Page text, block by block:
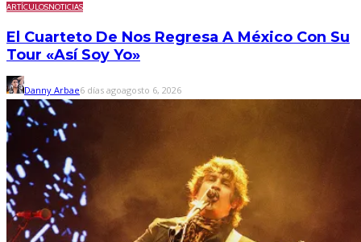
ARTÍCULOSNOTICIAS
El Cuarteto De Nos Regresa A México Con Su
Tour «Así Soy Yo»
Danny Arbae6 días agoagosto 6, 2026